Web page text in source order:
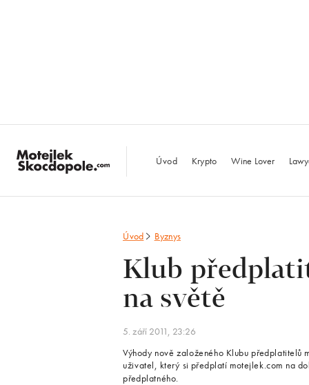
Úvod Krypto Wine Lover
Úvod Byznys
Klub
na světě
5. září 2011, 23:26
Výhody nově založeného Klubu předplatitelů
uživatel, který si předplatí motejlek.com na
předplatného.